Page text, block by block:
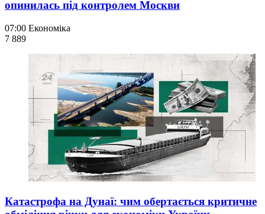
опинилась під контролем Москви
07:00 Економіка
7 889
Катастрофа на Дунаї: чим обертається критичне